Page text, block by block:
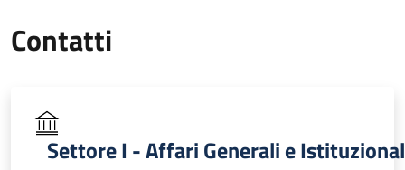
Contatti
Settore I - Affari Generali e